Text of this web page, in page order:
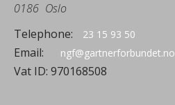
0186 Oslo
Telephone:
23 15 93 50
Email: ngf@gartnerforbundet.no
Vat ID: 970168508